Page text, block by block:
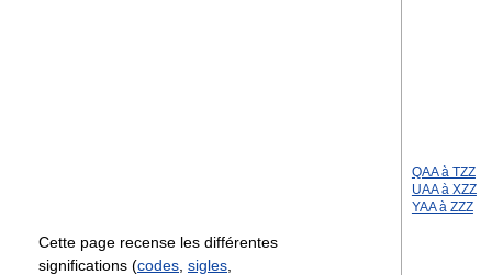
QAA à TZZ
UAA à XZZ
YAA à ZZZ
Cette page recense les différentes
significations (codes sigles